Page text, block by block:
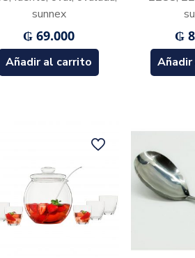
sunnex
₲ 69.000
Añadir al carrito
₲